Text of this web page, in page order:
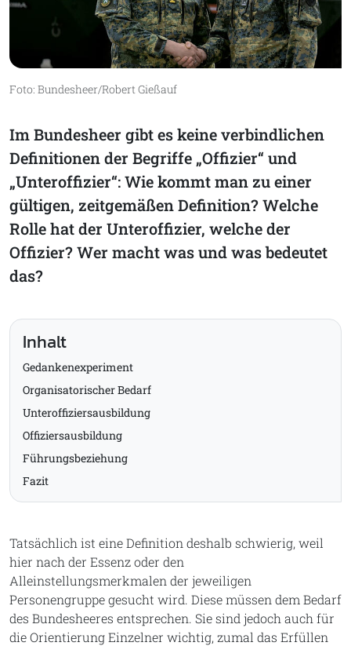
Foto: Bundesheer/Robert Gießauf
Im Bundesheer gibt es keine verbindlichen
Definitionen der Begriffe „Offizier“ und
„Unteroffizier“: Wie kommt man zu einer
gültigen, zeitgemäßen Definition? Welche
Rolle hat der Unteroffizier, welche der
Offizier? Wer macht was und was bedeutet
das?
Inhalt
Gedankenexperiment
Organisatorischer Bedarf
Unteroffiziersausbildung
Offiziersausbildung
Führungsbeziehung
Fazit
Tatsächlich ist eine Definition deshalb schwierig, weil
hier nach der Essenz oder den
Alleinstellungsmerkmalen der jeweiligen
Personengruppe gesucht wird. Diese müssen dem Bedarf
des Bundesheeres entsprechen. Sie sind jedoch auch für
die Orientierung Einzelner wichtig, zumal das Erfüllen